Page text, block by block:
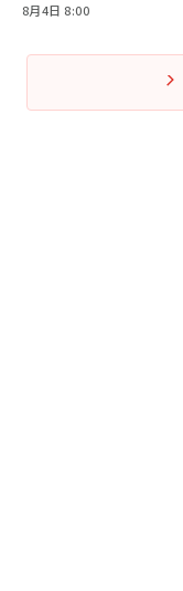
8月4日 8:00